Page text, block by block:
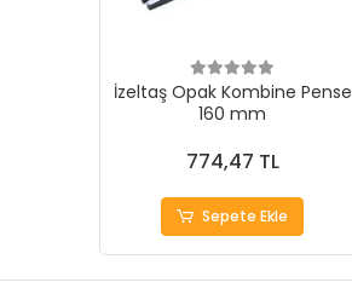
İzeltaş Opak Kombine Pense
160 mm
774,47 TL
Sepete Ekle